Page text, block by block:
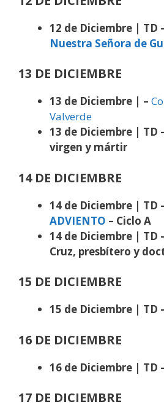
12 de Diciembre | TD
Nuestra Señora de
13 DE DICIEMBRE
13 de Diciembre | –
Valverde
13 de Diciembre | TD
virgen y mártir
14 DE DICIEMBRE
14 de Diciembre | TD
ADVIENTO – Ciclo A
14 de Diciembre | TD
Cruz, presbítero y
15 DE DICIEMBRE
15 de Diciembre | TD
16 DE DICIEMBRE
16 de Diciembre | TD
17 DE DICIEMBRE